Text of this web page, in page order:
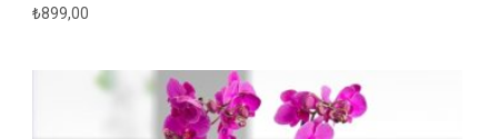
₺899,00